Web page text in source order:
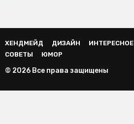
ХЕНДМЕЙД ДИЗАЙН ИНТЕРЕСНОЕ
СОВЕТЫ
ЮМОР
© 2026 Все права защищены